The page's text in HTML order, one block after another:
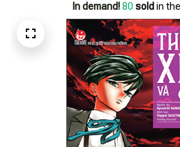
In demand! 82 sold in